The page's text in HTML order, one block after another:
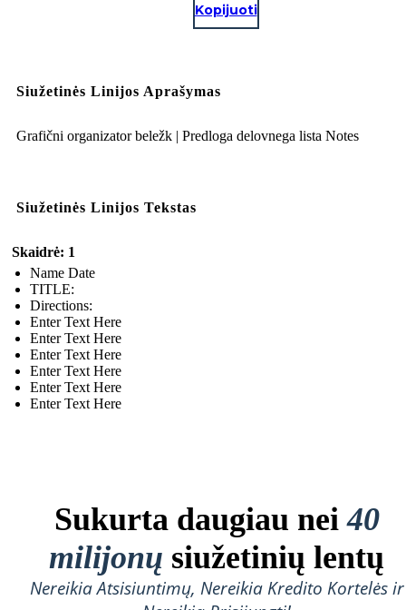
Kopijuoti
Siužetinės Linijos Aprašymas
Grafični organizator beležk | Predloga delovnega lista Notes
Siužetinės Linijos Tekstas
Skaidrė: 1
Name Date
TITLE :
Directions:
Enter Text Here
Enter Text Here
Enter Text Here
Enter Text Here
Enter Text Here
Enter Text Here
Sukurta daugiau nei40
milijonų siužetinių lentų
Nereikia Atsisiuntimų, Nereikia Kredito Kortelės ir